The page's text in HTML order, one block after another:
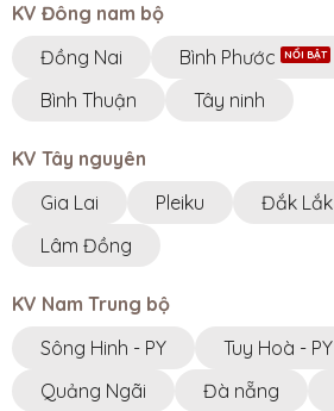
KV Đông nam bộ
Đồng Nai
Bình Phước
Bình Thuận
Tây ninh
KV Tây nguyên
Gia Lai
Pleiku
Đắk Lắk
Lâm Đồng
KV Nam Trung bộ
Sông Hinh - PY
Tuy Hoà - PY
Quảng Ngãi
Đà nẵng